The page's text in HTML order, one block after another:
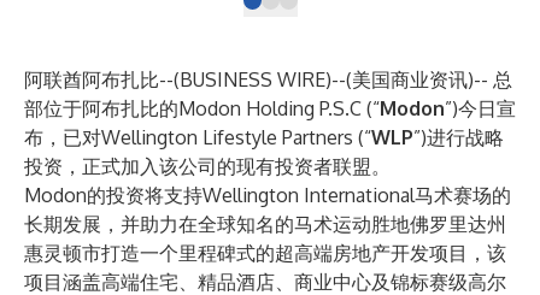
阿联酋阿布扎比--(BUSINESS WIRE)--(美国商业资讯)-- 总
部位于阿布扎比的Modon Holding P.S.C (“Modon”)今日宣
布，已对Wellington Lifestyle Partners (“WLP”)进行战略
投资，正式加入该公司的现有投资者联盟。
Modon的投资将支持Wellington International马术赛场的
长期发展，并助力在全球知名的马术运动胜地佛罗里达州
惠灵顿市打造一个里程碑式的超高端房地产开发项目，该
项目涵盖高端住宅、精品酒店、商业中心及锦标赛级高尔